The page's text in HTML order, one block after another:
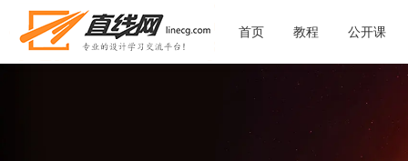
首页 教程 公开课